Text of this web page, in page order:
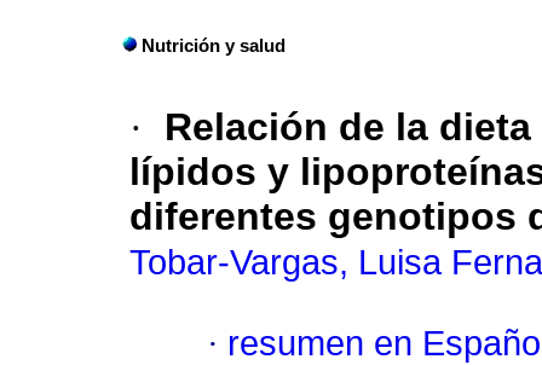
Nutrición y salud
·
Relación de la
lípidos y
diferentes genotipos
Tobar-Vargas, Luisa
· resumen en